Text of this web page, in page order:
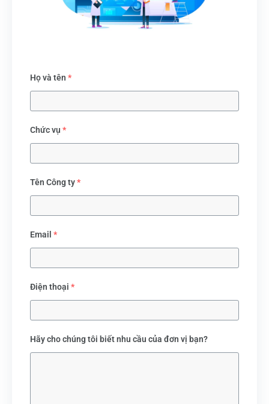
Họ và tên *
Chức vụ *
Tên Công ty*
Email *
Điện thoại *
Hãy cho chúng tôi biết nhu cầu của đơn vị bạn?